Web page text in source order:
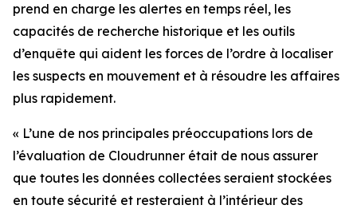
prend en charge les alertes en temps réel, les
capacités de recherche historique et les outils
d’enquête qui aident les forces de l’ordre à localiser
les suspects en mouvement et à résoudre les affaires
plus rapidement.
« L’une de nos principales préoccupations lors de
l’évaluation de Cloudrunner était de nous assurer
que toutes les données collectées seraient stockées
en toute sécurité et resteraient à l’intérieur des